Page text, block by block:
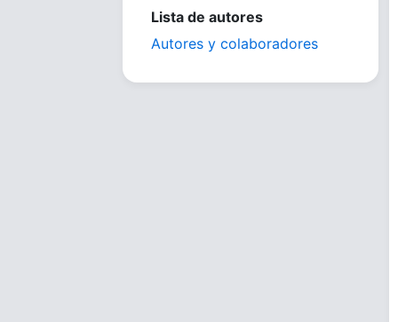
Lista de autores
Autores y colaboradores